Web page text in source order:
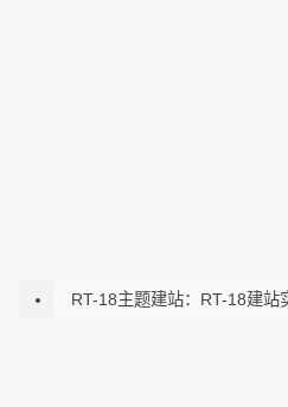
RT-18主题建站：RT-18建站